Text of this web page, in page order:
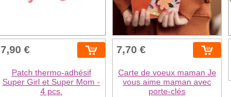
7,90 €
Patch thermo-adhésif
Super Girl et Super Mom -
4 pcs.
7,70 €
Carte de voeux maman Je
vous aime maman avec
porte-clés